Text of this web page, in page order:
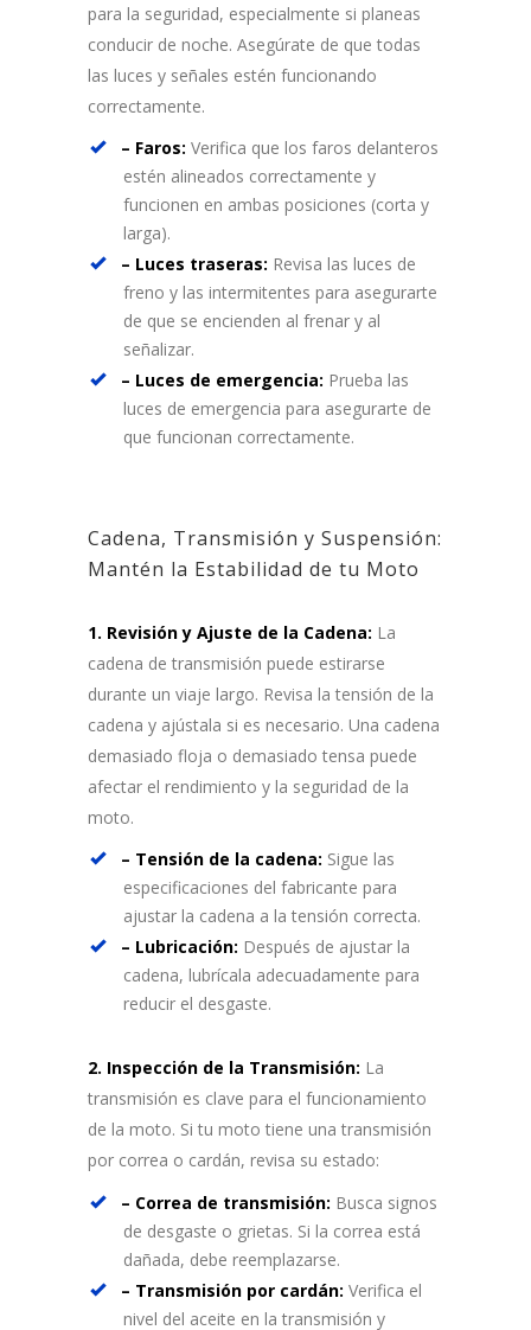
para la seguridad, especialmente si planeas
conducir de noche. Asegúrate de que todas
las luces y señales estén funcionando
correctamente.
– Faros: Verifica que los faros delanteros
estén alineados correctamente y
funcionen en ambas posiciones (corta y
larga).
– Luces traseras: Revisa las luces de
freno y las intermitentes para asegurarte
de que se encienden al frenar y al
señalizar.
– Luces de emergencia: Prueba las
luces de emergencia para asegurarte de
que funcionan correctamente.
Cadena, Transmisión y Suspensión:
Mantén la Estabilidad de tu Moto
1. Revisión y Ajuste de la Cadena: La
cadena de transmisión puede estirarse
durante un viaje largo. Revisa la tensión de la
cadena y ajústala si es necesario. Una cadena
demasiado floja o demasiado tensa puede
afectar el rendimiento y la seguridad de la
moto.
– Tensión de la cadena: Sigue las
especificaciones del fabricante para
ajustar la cadena a la tensión correcta.
– Lubricación: Después de ajustar la
cadena, lubrícala adecuadamente para
reducir el desgaste.
2. Inspección de la Transmisión: La
transmisión es clave para el funcionamiento
de la moto. Si tu moto tiene una transmisión
por correa o cardán, revisa su estado:
– Correa de transmisión: Busca signos
de desgaste o grietas. Si la correa está
dañada, debe reemplazarse.
– Transmisión por cardán: Verifica el
nivel del aceite en la transmisión y